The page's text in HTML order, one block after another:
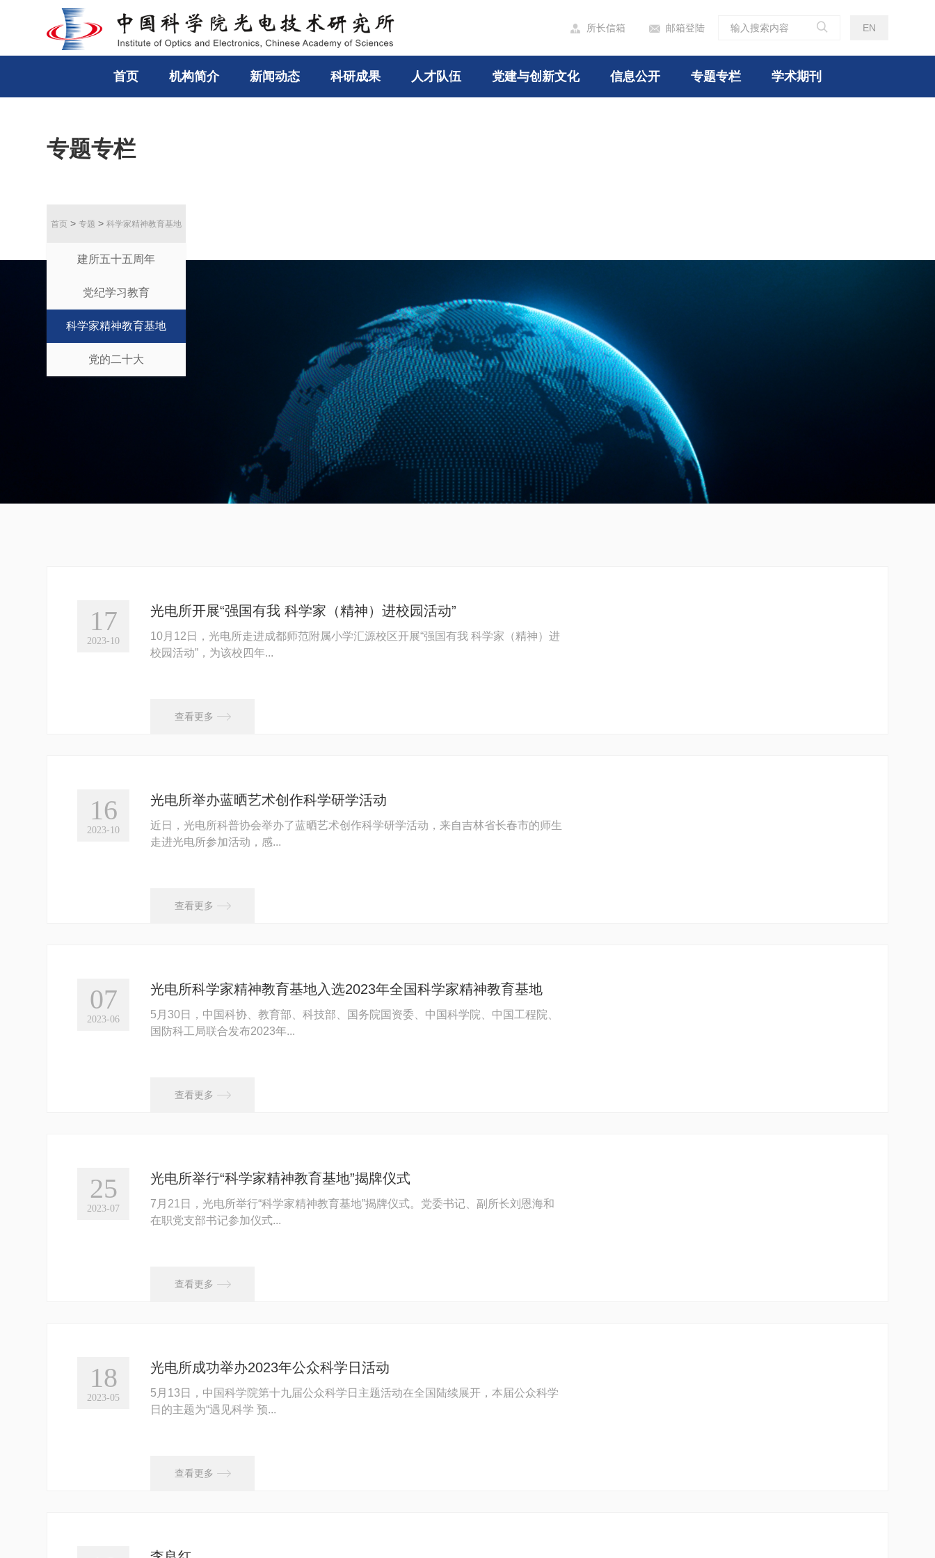
 所长信箱  邮箱登陆  EN
首页 机构简介 新闻动态 科研成果 人才队伍 党建与创新文化 信息公开 专题专栏 学术期刊
专题专栏
首页 >专题 >科学家精神教育基地
建所五十五周年
党纪学习教育
科学家精神教育基地
党的二十大
光电所开展“强国有我 科学家（精神）进校园活动”
10月12日，光电所走进成都师范附属小学汇源校区开展“强国有我 科学家（精神）进
校园活动”，为该校四年...
查看更多 
17
2023-10
光电所举办蓝晒艺术创作科学研学活动
近日，光电所科普协会举办了蓝晒艺术创作科学研学活动，来自吉林省长春市的师生
走进光电所参加活动，感...
查看更多 
16
2023-10
光电所科学家精神教育基地入选2023年全国科学家精神教育基地
5月30日，中国科协、教育部、科技部、国务院国资委、中国科学院、中国工程院、
国防科工局联合发布2023年...
查看更多 
07
2023-06
光电所举行“科学家精神教育基地”揭牌仪式
7月21日，光电所举行“科学家精神教育基地”揭牌仪式。党委书记、副所长刘恩海和
在职党支部书记参加仪式...
查看更多 
25
2023-07
光电所成功举办2023年公众科学日活动
5月13日，中国科学院第十九届公众科学日主题活动在全国陆续展开，本届公众科学
日的主题为“遇见科学 预...
查看更多 
18
2023-05